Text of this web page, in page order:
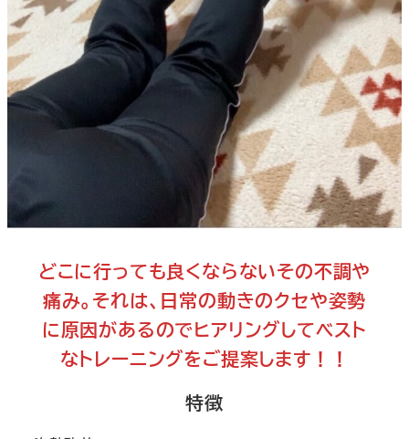
どこに行っても良くならないその不調や
痛み。それは、日常の動きのクセや姿勢
に原因があるのでヒアリングしてベスト
なトレーニングをご提案します！！
特徴